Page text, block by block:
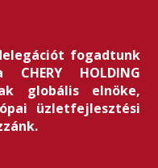
fogadtunk
HOLDING
globális elnöke,
üzletfejlesztési